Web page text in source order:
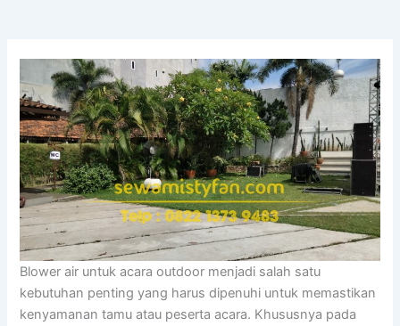
Blower air untuk acara outdoor menjadi salah satu
kebutuhan penting yang harus dipenuhi untuk memastikan
kenyamanan tamu atau peserta acara. Khususnya pada